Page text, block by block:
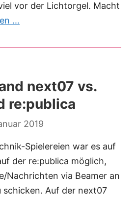
vor der Lichtorgel. Macht
…
next07 vs.
re:publica
2019
Spielereien war es auf
der re:publica möglich,
Nachrichten via Beamer an
schicken. Auf der next07